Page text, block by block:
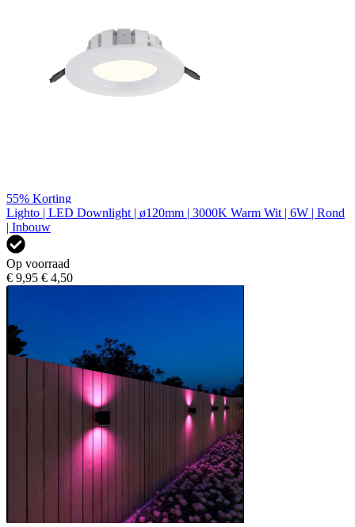
55% Korting
Lighto | LED Downlight | ø120mm | 3000K Warm Wit | 6W | Rond
| Inbouw
Op voorraad
€ 9,95 € 4,50